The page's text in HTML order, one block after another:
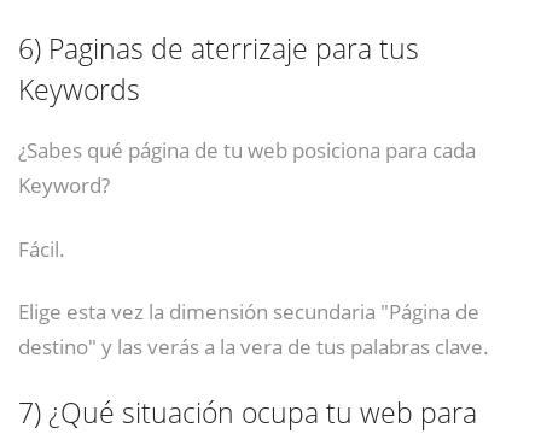
6) Paginas de aterrizaje para tus
Keywords
¿Sabes qué página de tu web posiciona para cada
Keyword?
Fácil.
Elige esta vez la dimensión secundaria "Página de
destino" y las verás a la vera de tus palabras clave.
7)¿Qué situación ocupa tu web para